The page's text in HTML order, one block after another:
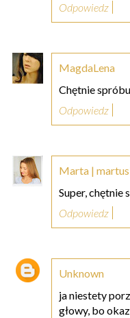
Odpowiedz
MagdaLena
Chętnie
Odpowiedz
Marta |
Super, chętnie
Odpowiedz
Unknown
ja niestety
głowy, bo